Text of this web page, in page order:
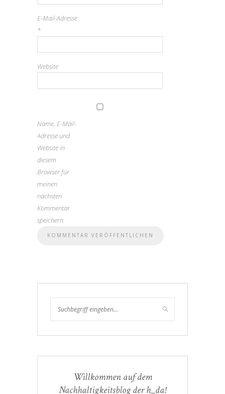
E-Mail-Adresse
*
Website
Name, E-Mail-
Adresse und
Website in
diesem
Browser für
meinen
nächsten
Kommentar
speichern.
Willkommen auf dem
Nachhaltigkeitsblog der h_da!